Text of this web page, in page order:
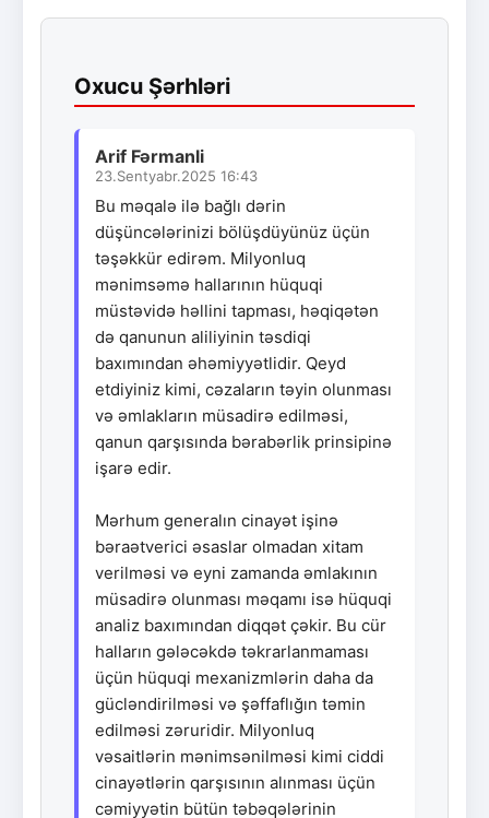
Oxucu Şərhləri
Arif Fərmanli
23.Sentyabr.2025 16:43
Bu məqalə ilə bağlı dərin
düşüncələrinizi bölüşdüyünüz üçün
təşəkkür edirəm. Milyonluq
mənimsəmə hallarının hüquqi
müstəvidə həllini tapması, həqiqətən
də qanunun aliliyinin təsdiqi
baxımından əhəmiyyətlidir. Qeyd
etdiyiniz kimi, cəzaların təyin olunması
və əmlakların müsadirə edilməsi,
qanun qarşısında bərabərlik prinsipinə
işarə edir.
Mərhum generalın cinayət işinə
bəraətverici əsaslar olmadan xitam
verilməsi və eyni zamanda əmlakının
müsadirə olunması məqamı isə hüquqi
analiz baxımından diqqət çəkir. Bu cür
halların gələcəkdə təkrarlanmaması
üçün hüquqi mexanizmlərin daha da
gücləndirilməsi və şəffaflığın təmin
edilməsi zəruridir. Milyonluq
vəsaitlərin mənimsənilməsi kimi ciddi
cinayətlərin qarşısının alınması üçün
cəmiyyətin bütün təbəqələrinin